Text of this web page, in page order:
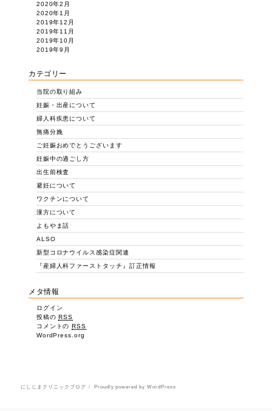
2020年2月
2020年1月
2019年12月
2019年11月
2019年10月
2019年9月
カテゴリー
当院の取り組み
妊娠・出産について
婦人科疾患について
無痛分娩
ご妊娠おめでとうございます
妊娠中の過ごし方
出生前検査
避妊について
ワクチンについて
漢方について
よもやま話
ALSO
新型コロナウイルス感染症関連
『産婦人科ファーストタッチ』訂正情報
メタ情報
ログイン
投稿の RSS
コメントの RSS
WordPress.org
にしじまクリニックブログ Proudly powered by WordPress